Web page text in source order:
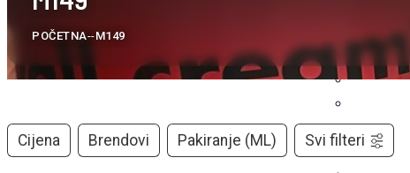
POČETNA--M149
Cijena Brendovi Pakiranje (ML) Svi filteri